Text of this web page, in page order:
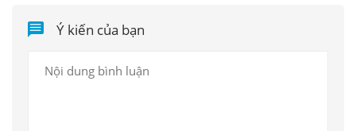
Ý kiến của bạn